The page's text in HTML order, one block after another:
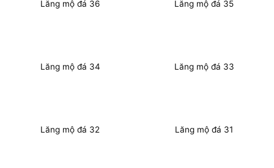
Lăng mộ đá 36 Lăng mộ đá 35
Lăng mộ đá 34 Lăng mộ đá 33
Lăng mộ đá 32 Lăng mộ đá 31